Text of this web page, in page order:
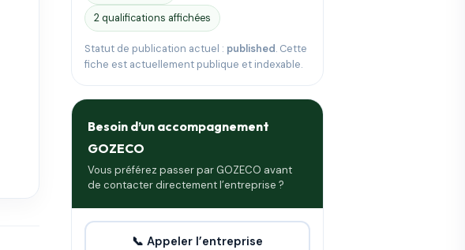
2 qualifications affichées
Statut de publication actuel : published. Cette
fiche est actuellement publique et indexable.
Besoin d’un accompagnement
GOZECO
Vous préférez passer par GOZECO avant
de contacter directement l’entreprise ?
📞 Appeler l’entreprise